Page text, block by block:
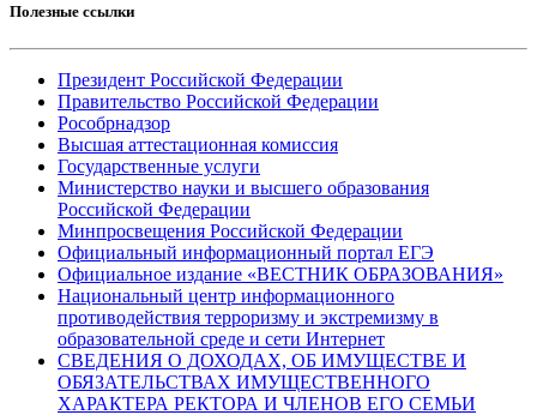
Полезные ссылки
Президент Российской Федерации
Правительство Российской Федерации
Рособрнадзор
Высшая аттестационная комиссия
Государственные услуги
Министерство науки и высшего образования
Российской Федерации
Минпросвещения Российской Федерации
Официальный информационный портал ЕГЭ
Официальное издание «ВЕСТНИК ОБРАЗОВАНИЯ»
Национальный центр информационного
противодействия терроризму и экстремизму в
образовательной среде и сети Интернет
СВЕДЕНИЯ О ДОХОДАХ, ОБ ИМУЩЕСТВЕ И
ОБЯЗАТЕЛЬСТВАХ ИМУЩЕСТВЕННОГО
ХАРАКТЕРА РЕКТОРА И ЧЛЕНОВ ЕГО СЕМЬИ